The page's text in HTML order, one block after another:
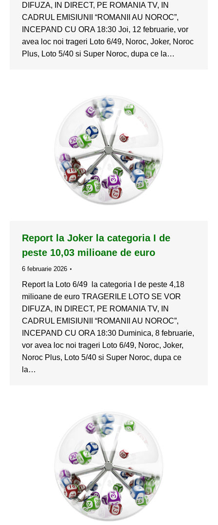
DIFUZA, IN DIRECT, PE ROMANIA TV, IN
CADRUL EMISIUNII “ROMANII AU NOROC”,
INCEPAND CU ORA 18:30 Joi, 12 februarie, vor
avea loc noi trageri Loto 6/49, Noroc, Joker, Noroc
Plus, Loto 5/40 si Super Noroc, dupa ce la…
Report la Joker la categoria I de
peste 10,03 milioane de euro
6 februarie 2026
Report la Loto 6/49 la categoria I de peste 4,18
milioane de euro TRAGERILE LOTO SE VOR
DIFUZA, IN DIRECT, PE ROMANIA TV, IN
CADRUL EMISIUNII “ROMANII AU NOROC”,
INCEPAND CU ORA 18:30 Duminica, 8 februarie,
vor avea loc noi trageri Loto 6/49, Noroc, Joker,
Noroc Plus, Loto 5/40 si Super Noroc, dupa ce
la…